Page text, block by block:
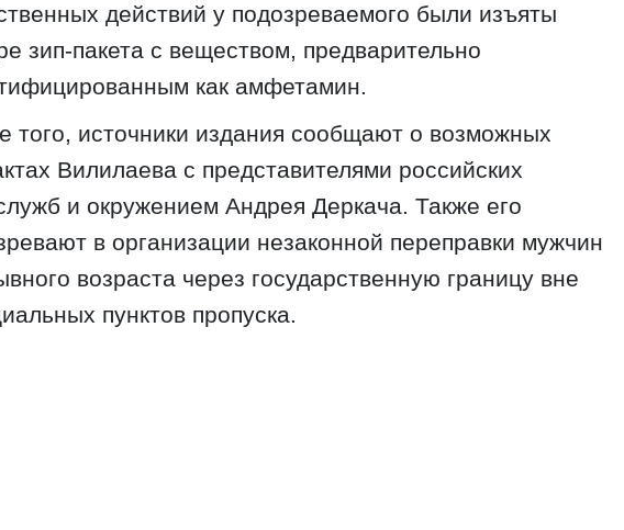
действий у подозреваемого были изъяты
зип-пакета с веществом, предварительно
как амфетамин.
того, источники издания сообщают о возможных
Вилилаева с представителями российских
и окружением Андрея Деркача. Также его
в организации незаконной переправки мужчин
возраста через государственную границу вне
пунктов пропуска.